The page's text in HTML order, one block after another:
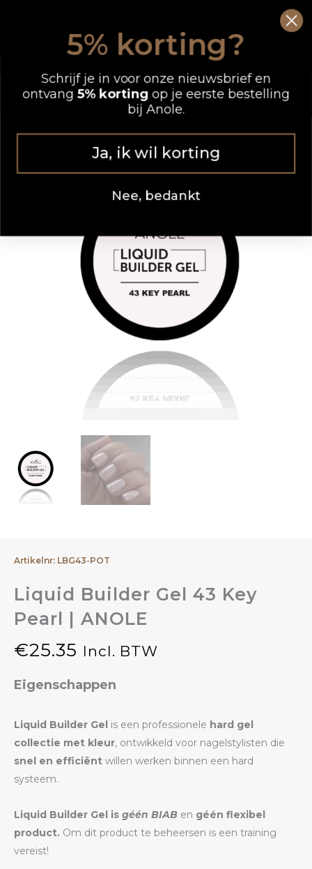
inhoud
Artikelnr: LBG43-POT
Liquid Builder Gel 43 Key
Pearl | ANOLE
€25.35 Incl. BTW
Eigenschappen
Liquid Builder Gel is een professionele hard gel
collectie met kleur, ontwikkeld voor nagelstylisten die
snel en efficiënt willen werken binnen een hard
systeem.
Liquid Builder Gel is géén BIAB en géén flexibel
product. Om dit product te beheersen is een training
vereist!
5% korting?
Schrijf je in voor onze nieuwsbrief en
ontvang5% korting op je eerste bestelling
bij Anole.
Ja, ik wil korting
Nee, bedankt